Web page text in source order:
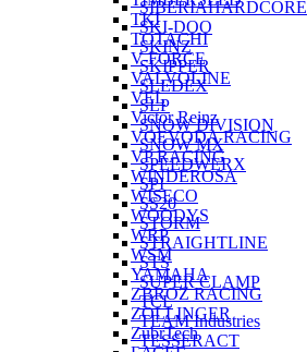
SIBERIAHARDCORE
SKI-DOO
SKINZ
SKIPPER
SLEDEX
SLP
SNOW DIVISION
SNOW MX
SPEEDWERX
SPI
SS20
STORM
STRAIGHTLINE
STS
SUPER CLAMP
TCL
TEAM Industries
TESSERACT
TKI
TOTACHI
V-FORCE
VALVOLINE
VEL
Victor Reinz
VOEVODA RACING
VP RACING
WINDEROSA
WISECO
WOODYS
WRP
WSM
YAMAHA
ZBROZ RACING
ZOLLINGER
ZubrTech